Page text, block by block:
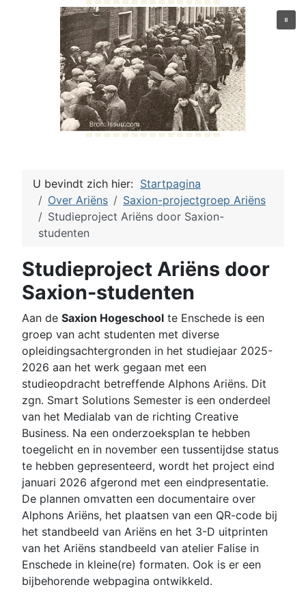
U bevindt zich hier: Startpagina
Over Ariëns
Saxion-projectgroep Ariëns
Studieproject Ariëns door Saxion-
studenten
Studieproject Ariëns door
Saxion-studenten
Aan de Saxion Hogeschool te Enschede is een
groep van acht studenten met diverse
opleidingsachtergronden in het studiejaar 2025-
2026 aan het werk gegaan met een
studieopdracht betreffende Alphons Ariëns. Dit
zgn. Smart Solutions Semester is een onderdeel
van het Medialab van de richting Creative
Business. Na een onderzoeksplan te hebben
toegelicht en in november een tussentijdse status
te hebben gepresenteerd, wordt het project eind
januari 2026 afgerond met een eindpresentatie.
De plannen omvatten een documentaire over
Alphons Ariëns, het plaatsen van een QR-code bij
het standbeeld van Ariëns en het 3-D uitprinten
van het Ariëns standbeeld van atelier Falise in
Enschede in kleine(re) formaten. Ook is er een
bijbehorende webpagina ontwikkeld.